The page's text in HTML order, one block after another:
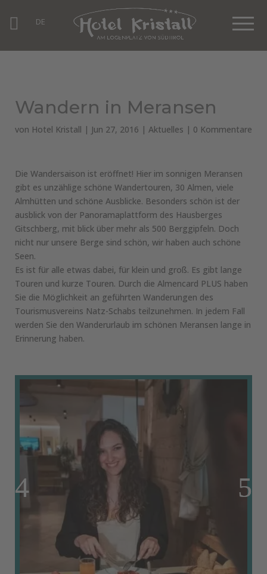
DE
Wandern in Meransen
von Hotel Kristall | Jun 27, 2016 | Aktuelles | 0 Kommentare
Die Wandersaison ist eröffnet! Hier im sonnigen Meransen
gibt es unzählige schöne Wandertouren, 30 Almen, viele
Almhütten und schöne Ausblicke. Besonders schön ist der
ausblick von der Panoramaplattform des Hausberges
Gitschberg, mit blick über mehr als 500 Berggipfeln. Doch
nicht nur unsere Berge sind schön, wir haben auch schöne
Seen.
Es ist für alle etwas dabei, für klein und groß. Es gibt lange
Touren und kurze Touren. Durch die Almencard PLUS haben
Sie die Möglichkeit an geführten Wanderungen des
Tourismusvereins Natz-Schabs teilzunehmen. In jedem Fall
werden Sie den Wanderurlaub im schönen Meransen lange in
Erinnerung haben.